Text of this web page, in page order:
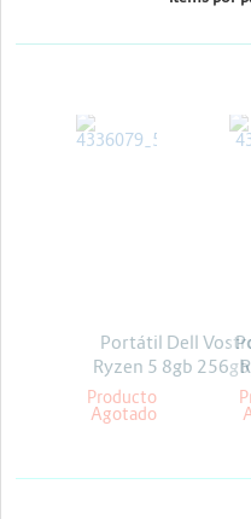
Conectividad y
Portátil Dell
Ryzen 5 8gb
DELL
Producto
Agotado